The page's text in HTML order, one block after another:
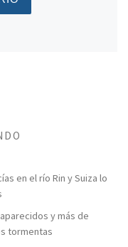
en el río Rin y Suiza lo
y más de
tormentas